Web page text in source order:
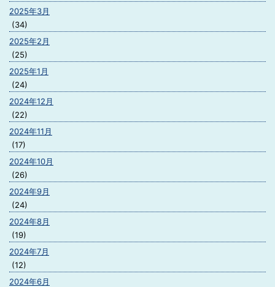
2025年3月
(34)
2025年2月
(25)
2025年1月
(24)
2024年12月
(22)
2024年11月
(17)
2024年10月
(26)
2024年9月
(24)
2024年8月
(19)
2024年7月
(12)
2024年6月